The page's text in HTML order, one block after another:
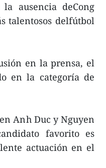
ausencia deCong
talentosos delfútbol
en la prensa, el
en la categoría de
Anh Duc y Nguyen
favorito es
actuación en el